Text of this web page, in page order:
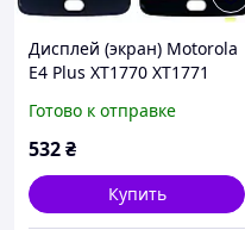
Дисплей (экран) Motorola
E4 Plus XT1770 XT1771
Рапродажа (черный
MediaTek)
Готово к отправке
532₴
Купить